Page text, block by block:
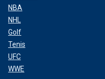
NBA
NHL
Golf
Tenis
UFC
WWE